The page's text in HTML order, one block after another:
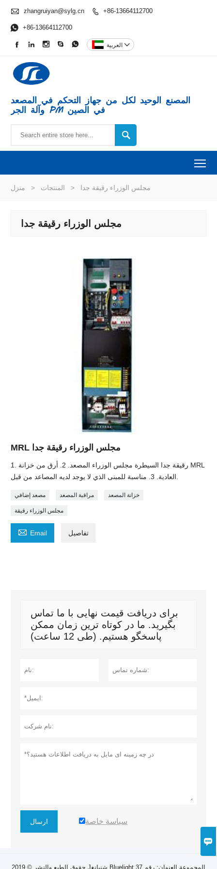

 zhangruiyan@sylg.cn  +86-13664112700
 +86-13664112700
     العربية 
المصنع الوحيد لكل من جهاز التحكم في المصعد
وآلة الجر PM في الصين

منزل > المنتجات > مجلس الوزراء رقيقة جدا
مجلس الوزراء رقيقة جدا
MRL مجلس الوزراء رقيقة جدا
1. رقيقة جدا السيطرة مجلس الوزراء المصعد. 2. أرق من خزانة MRL
العادية. 3. مناسبة للمبنى الذي لا يوجد لديه المصاعد من قبل.
مصعد إضافي مراقبة المصعد خزانة المصعد
مجلس الوزراء رقيقة
 Email تفاصيل
برای دریافت قیمت نهایی با ما تماس
بگیرید. ما در کوتاه ترین زمان ممکن
پاسخگو هستیم. (طی 12 ساعت)
ارسال سياسة خاصة
حقوق الطبع والنشر © 2019 Jشنيانغ Bluelight المجموعة العنوان: رقم 37